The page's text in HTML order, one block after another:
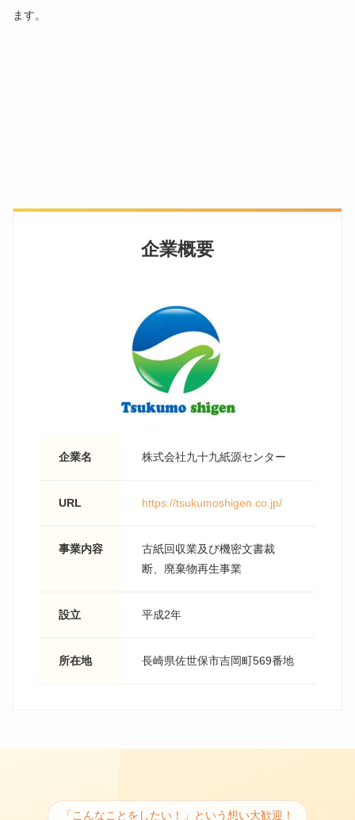
ます。
企業概要
企業名 株式会社九十九紙源センター
URL https://tsukumoshigen.co.jp/
事業内容
古紙回収業及び機密文書裁
断、廃棄物再生事業
設立 平成2年
所在地 長崎県佐世保市吉岡町569番地
「こんなことをしたい！」という想い大歓迎！